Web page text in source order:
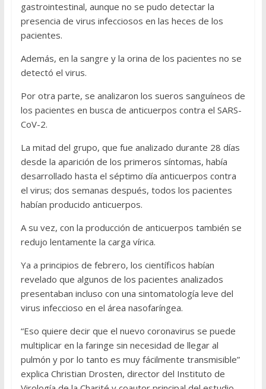
gastrointestinal, aunque no se pudo detectar la
presencia de virus infecciosos en las heces de los
pacientes.
Además, en la sangre y la orina de los pacientes no se
detectó el virus.
Por otra parte, se analizaron los sueros sanguíneos de
los pacientes en busca de anticuerpos contra el SARS-
CoV-2.
La mitad del grupo, que fue analizado durante 28 días
desde la aparición de los primeros síntomas, había
desarrollado hasta el séptimo día anticuerpos contra
el virus; dos semanas después, todos los pacientes
habían producido anticuerpos.
A su vez, con la producción de anticuerpos también se
redujo lentamente la carga vírica.
Ya a principios de febrero, los científicos habían
revelado que algunos de los pacientes analizados
presentaban incluso con una sintomatología leve del
virus infeccioso en el área nasofaríngea.
“Eso quiere decir que el nuevo coronavirus se puede
multiplicar en la faringe sin necesidad de llegar al
pulmón y por lo tanto es muy fácilmente transmisible”
explica Christian Drosten, director del Instituto de